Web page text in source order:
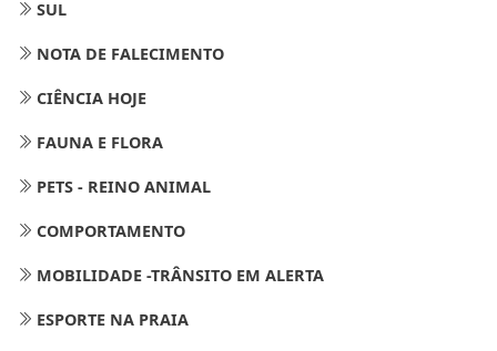
SUL
NOTA DE FALECIMENTO
CIÊNCIA HOJE
FAUNA E FLORA
PETS - REINO ANIMAL
COMPORTAMENTO
MOBILIDADE -TRÂNSITO EM ALERTA
ESPORTE NA PRAIA